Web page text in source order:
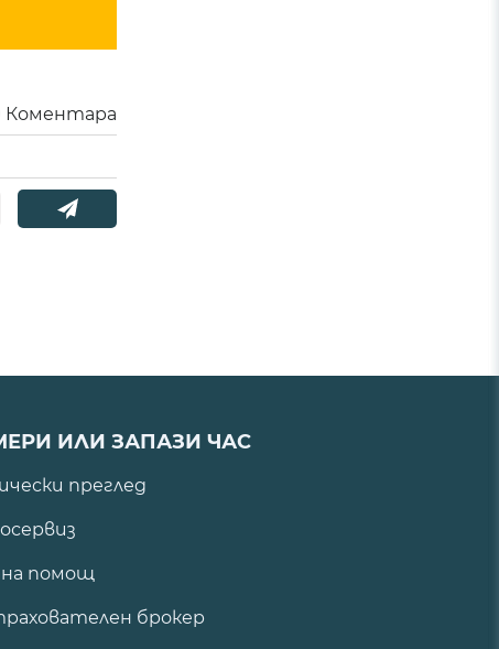
Коментара
ИЛИ ЗАПАЗИ ЧАС
преглед
помощ
брокер